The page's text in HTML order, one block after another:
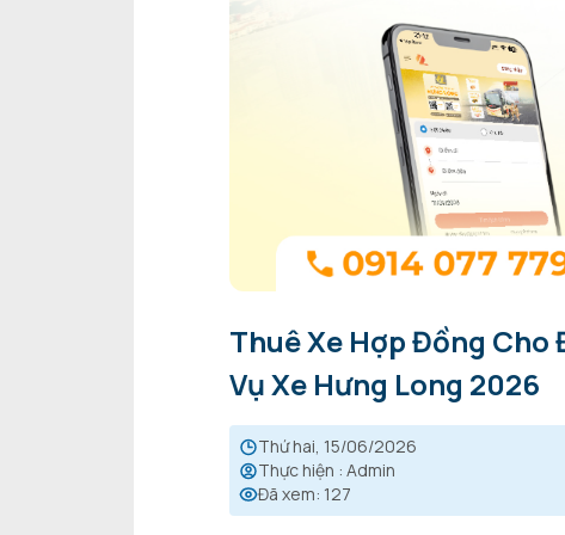
Thuê Xe Hợp Đồng
Vụ Xe Hưng Long 2026
thứ hai, 15/06/2026
Thực hiện : Admin
Đã xem: 127